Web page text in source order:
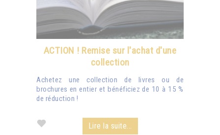
ACTION ! Remise sur l'achat d'une
collection
Achetez une collection de livres ou de
brochures en entier et bénéficiez de 10 à 15 %
de réduction !
Lire la suite...